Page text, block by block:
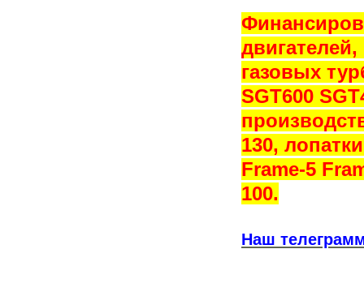
газовых
SGT600
130,
Frame-5
100.
Наш